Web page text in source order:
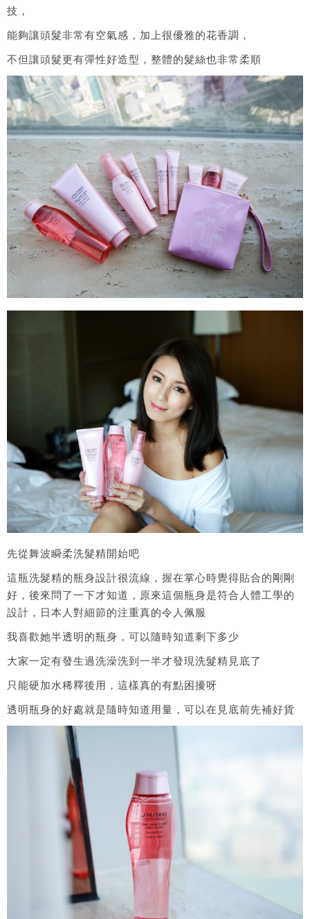
技，
能夠讓頭髮非常有空氣感，加上很優雅的花香調，
不但讓頭髮更有彈性好造型，整體的髮絲也非常柔順
先從舞波瞬柔洗髮精開始吧
這瓶洗髮精的瓶身設計很流線，握在掌心時覺得貼合的剛剛
好，後來問了一下才知道，原來這個瓶身是符合人體工學的
設計，日本人對細節的注重真的令人佩服
我喜歡她半透明的瓶身，可以隨時知道剩下多少
大家一定有發生過洗澡洗到一半才發現洗髮精見底了
只能硬加水稀釋後用，這樣真的有點困擾呀
透明瓶身的好處就是隨時知道用量，可以在見底前先補好貨